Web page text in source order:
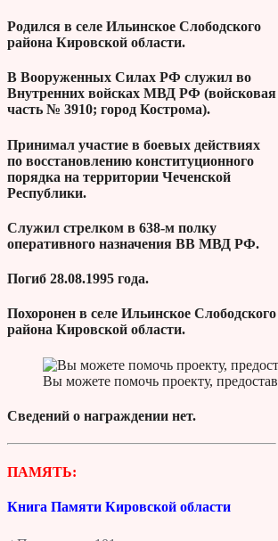
Родился в селе Ильинское Слободского
района Кировской области.
В Вооруженных Силах РФ служил во
Внутренних войсках МВД РФ (войсковая
часть № 3910; город Кострома).
Принимал участие в боевых действиях
по восстановлению конституционного
порядка на территории Чеченской
Республики.
Служил стрелком в 638-м полку
оперативного назначения ВВ МВД РФ.
Погиб 28.08.1995 года.
Похоронен в селе Ильинское Слободского
района Кировской области.
Вы можете помочь проекту,
Сведений о награждении нет.
ПАМЯТЬ:
Книга Памяти Кировской области